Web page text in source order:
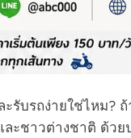
รับรถง่ายใช่ไหม? ถ้
ะชาวต่างชาติ ด้ว